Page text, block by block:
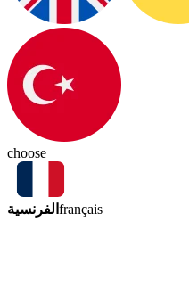
choose
الفرنسية français